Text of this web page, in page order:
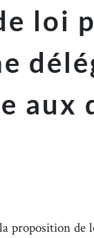
loi
aux
proposition de